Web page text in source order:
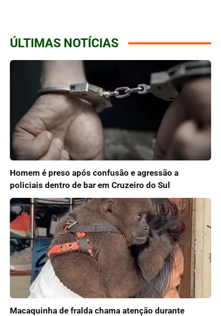
ÚLTIMAS NOTÍCIAS
Homem é preso após confusão e agressão a
policiais dentro de bar em Cruzeiro do Sul
Macaquinha de fralda chama atenção durante